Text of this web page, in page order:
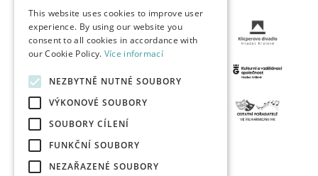
This website uses cookies to improve user
experience. By using our website you
consent to all cookies in accordance with
our Cookie Policy. Více informací
NEZBYTNĚ NUTNÉ SOUBORY
VÝKONOVÉ SOUBORY
SOUBORY CÍLENÍ
FUNKČNÍ SOUBORY
NEZAŘAZENÉ SOUBORY